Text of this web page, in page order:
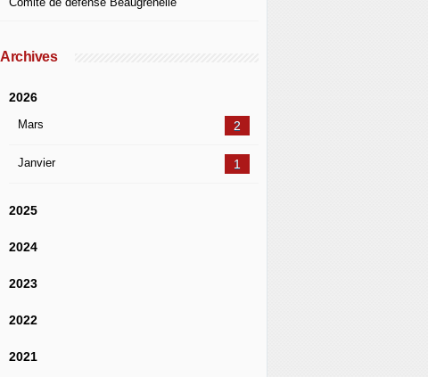
Archives
2026
Mars 2
Janvier 1
2025
2024
2023
2022
2021